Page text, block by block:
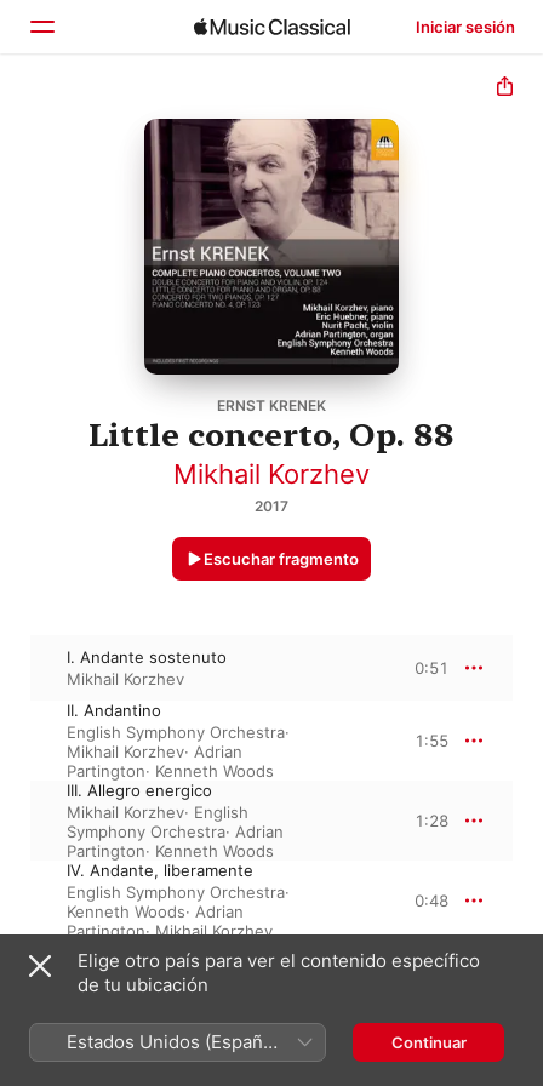
Iniciar sesión
Explorar
ERNST KRENEK
Little concerto, Op. 88
Mikhail Korzhev
2017
Escuchar fragmento
I. Andante sostenuto
Mikhail Korzhev
0:51
II. Andantino
English Symphony Orchestra·
Mikhail Korzhev· Adrian
Partington· Kenneth Woods
1:55
III. Allegro energico
Mikhail Korzhev· English
Symphony Orchestra· Adrian
Partington· Kenneth Woods
1:28
IV. Andante, liberamente
English Symphony Orchestra·
Kenneth Woods· Adrian
Partington·Mikhail Korzhev
0:48
V. Adagio
Mikhail Korzhev·English
Symphony Orchestra
Partington
VI. Allegretto
Elige otro país para ver el contenido específico
de tu ubicación
Estados Unidos (Español
México)
Continuar